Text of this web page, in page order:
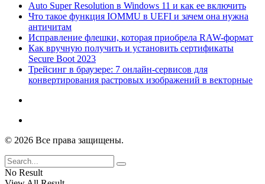
Auto Super Resolution в Windows 11 и как ее включить
Что такое функция IOMMU в UEFI и зачем она нужна
античитам
Исправление флешки, которая приобрела RAW-формат
Как вручную получить и установить сертификаты
Secure Boot 2023
Трейсинг в браузере: 7 онлайн-сервисов для
конвертирования растровых изображений в векторные
© 2026 Все права защищены.
No Result